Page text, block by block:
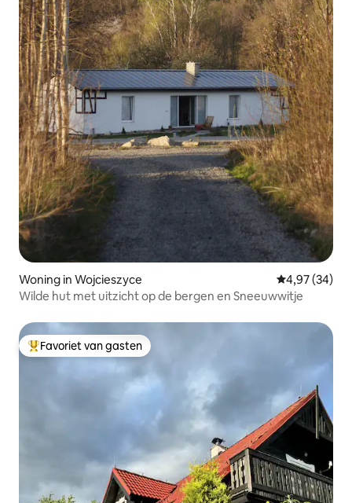
Woning in Wojcieszyce Gemiddelde
4,97 (34)
Wilde hut met uitzicht op de bergen en Sneeuwwitje
Topfavoriet van gasten
Favoriet van gasten